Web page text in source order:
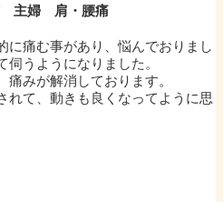
主婦 肩・腰痛
に痛む事があり、悩んでおりまし
うようになりました。
みが解消しております。
れて、動きも良くなってように思